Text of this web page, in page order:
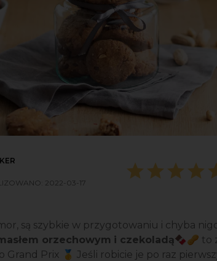
2022-03-17
są szybkie w przygotowaniu i chyba
orzechowym i czekoladą🍫🥜 to
Grand Prix 🥇 Jeśli robicie je po raz